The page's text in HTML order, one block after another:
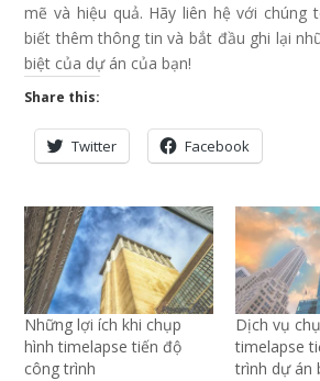
mẽ và hiệu quả. Hãy liên hệ với chúng
biết thêm thông tin và bắt đầu ghi lại
biệt của dự án của bạn!
Share this:
Twitter Facebook
Những lợi ích khi chụp
hình timelapse tiến độ
công trình
Dịch vụ
timelapse
trình dự án